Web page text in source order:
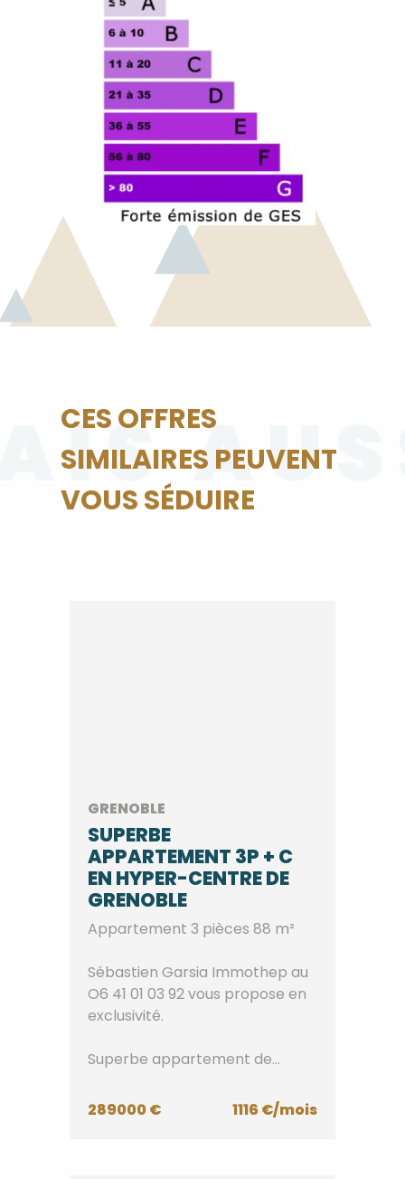
CES OFFRES
SIMILAIRES PEUVENT
VOUS SÉDUIRE
GRENOBLE
SUPERBE
APPARTEMENT 3P + C
EN HYPER-CENTRE DE
GRENOBLE
Appartement 3 pièces 88 m²
Sébastien Garsia Immothep au
O6 41 01 03 92 vous propose en
exclusivité.
Superbe appartement de
289000 €
1116 €/mois